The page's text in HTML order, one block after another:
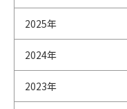
2025年
2024年
2023年